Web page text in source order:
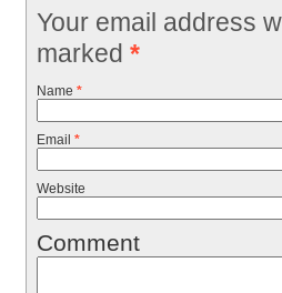
Your email address
marked *
Name *
Email *
Website
Comment